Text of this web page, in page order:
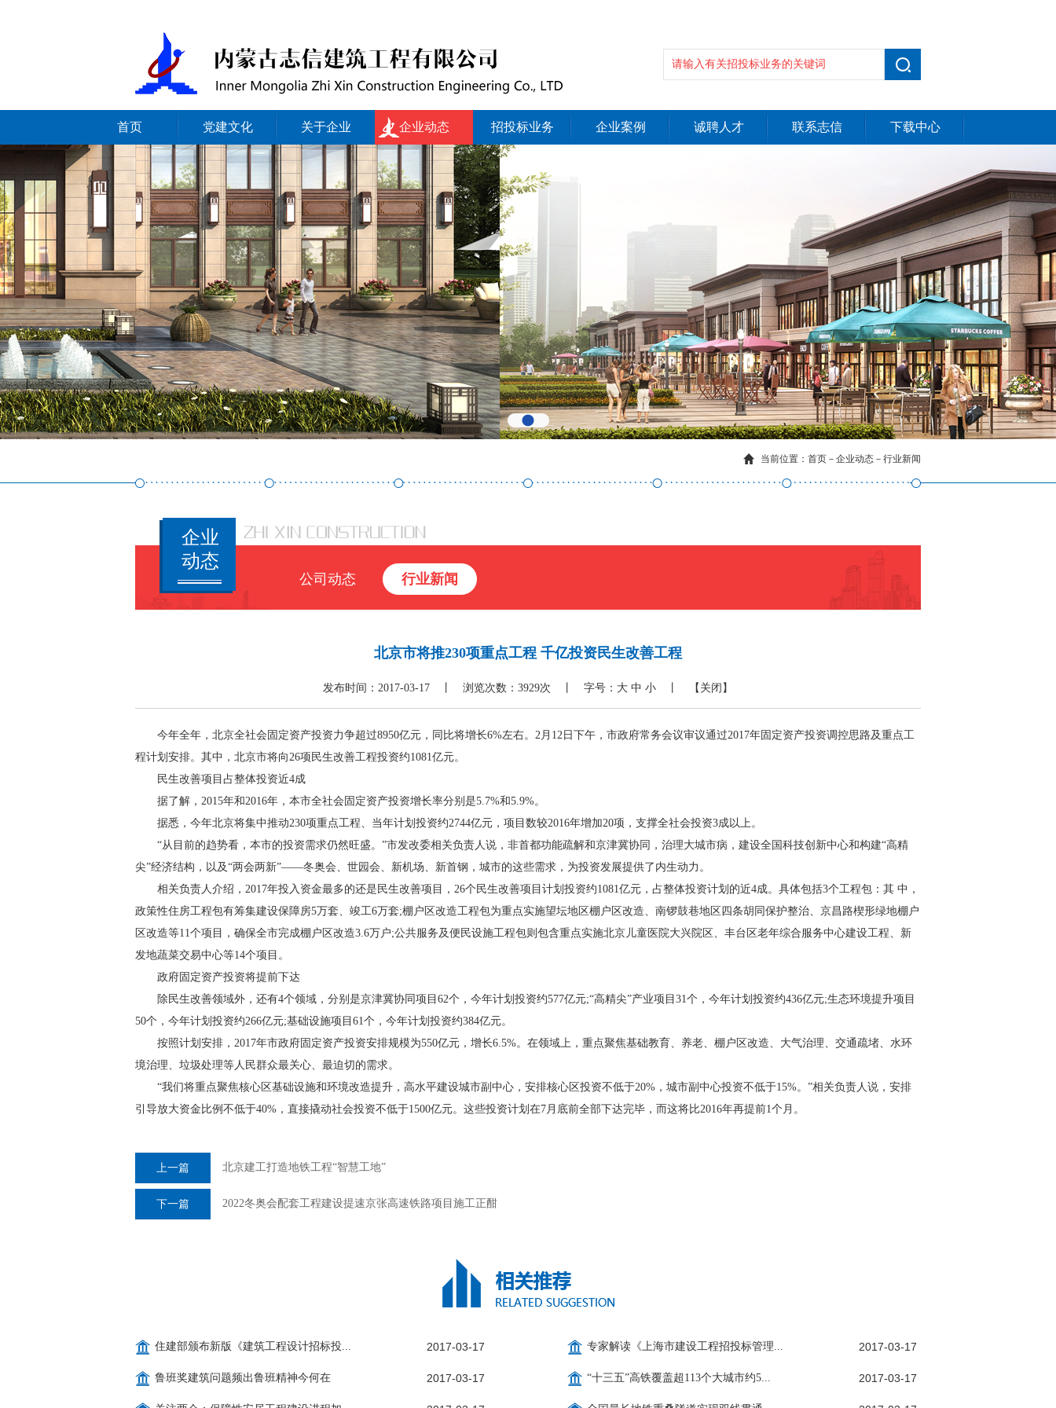
首页 党建文化 关于企业 企业动态 招投标业务 企业案例 诚聘人才 联系志信 下载中心
当前位置： 首页 － 企业动态 － 行业新闻
企业
动态
公司动态 行业新闻
北京市将推230项重点工程 千亿投资民生改善工程
发布时间：2017-03-17 丨 浏览次数：3929次 丨 字号： 大 中 小 【关闭】
今年全年，北京全社会固定资产投资力争超过8950亿元，同比将增长6%左右。2月12日下午，市政府常务会议审议通过2017年固定资产投资调控思路及重点工
程计划安排。其中，北京市将向26项民生改善工程投资约1081亿元。
民生改善项目占整体投资近4成
据了解，2015年和2016年，本市全社会固定资产投资增长率分别是5.7%和5.9%。
据悉，今年北京将集中推动230项重点工程、当年计划投资约2744亿元，项目数较2016年增加20项，支撑全社会投资3成以上。
“从目前的趋势看，本市的投资需求仍然旺盛。”市发改委相关负责人说，非首都功能疏解和京津冀协同，治理大城市病，建设全国科技创新中心和构建“高精
尖”经济结构，以及“两会两新”——冬奥会、世园会、新机场、新首钢，城市的这些需求，为投资发展提供了内生动力。
相关负责人介绍，2017年投入资金最多的还是民生改善项目，26个民生改善项目计划投资约1081亿元，占整体投资计划的近4成。具体包括3个工程包：其 中，
政策性住房工程包有筹集建设保障房5万套、竣工6万套;棚户区改造工程包为重点实施望坛地区棚户区改造、南锣鼓巷地区四条胡同保护整治、京昌路楔形绿地棚户
区改造等11个项目，确保全市完成棚户区改造3.6万户;公共服务及便民设施工程包则包含重点实施北京儿童医院大兴院区、丰台区老年综合服务中心建设工程、新
发地蔬菜交易中心等14个项目。
政府固定资产投资将提前下达
除民生改善领域外，还有4个领域，分别是京津冀协同项目62个，今年计划投资约577亿元;“高精尖”产业项目31个，今年计划投资约436亿元;生态环境提升项目
50个，今年计划投资约266亿元;基础设施项目61个，今年计划投资约384亿元。
按照计划安排，2017年市政府固定资产投资安排规模为550亿元，增长6.5%。在领域上，重点聚焦基础教育、养老、棚户区改造、大气治理、交通疏堵、水环
境治理、垃圾处理等人民群众最关心、最迫切的需求。
“我们将重点聚焦核心区基础设施和环境改造提升，高水平建设城市副中心，安排核心区投资不低于20%，城市副中心投资不低于15%。”相关负责人说，安排
引导放大资金比例不低于40%，直接撬动社会投资不低于1500亿元。这些投资计划在7月底前全部下达完毕，而这将比2016年再提前1个月。
上一篇 北京建工打造地铁工程“智慧工地”
下一篇 2022冬奥会配套工程建设提速京张高速铁路项目施工正酣
2017-03-17
住建部颁布新版《建筑工程设计招标投... 2017-03-17
专家解读《上海市建设工程招投标管理...
2017-03-17
鲁班奖建筑问题频出鲁班精神今何在 2017-03-17
“十三五”高铁覆盖超113个大城市约5...